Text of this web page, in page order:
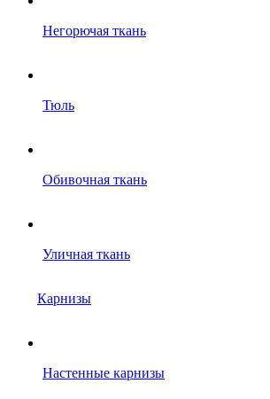
Негорючая ткань
Тюль
Обивочная ткань
Уличная ткань
Карнизы
Настенные карнизы